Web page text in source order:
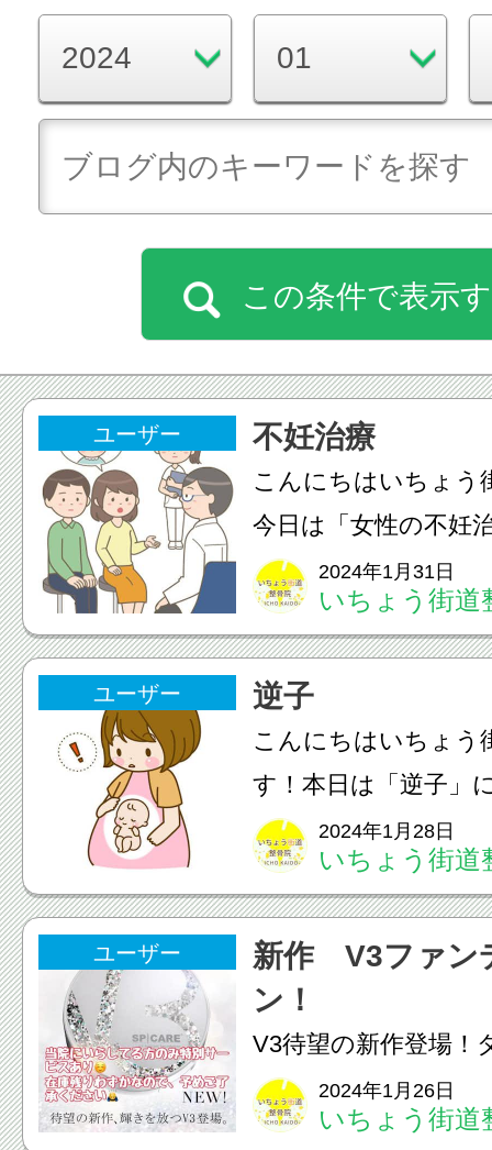
この条件で表示
ユーザー 不妊治療
こんにちはいちょう
今日は「女性の不妊
お話します。不妊症
の男女が妊娠を希望
をしているのにも関
間妊娠しないことと
す...
2024年1月31日
いちょう街道
ユーザー 逆子
こんにちはいちょう
す！本日は「逆子」
ます。逆子とは、母
供の頭位が下にない
す。現在の鍼灸療法
ものは「逆子の灸」
母体や...
2024年1月28日
いちょう街道
ユーザー
新作 V3ファン
ン！
V3待望の新作登場！
いってます数量限定
ってしまったらごめ
2024年1月26日
いちょう街道